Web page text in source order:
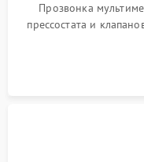
Прозвонка
прессостата и
Восстановление